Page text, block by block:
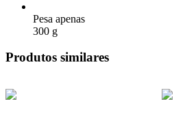
Pesa apenas
300 g
Produtos similares